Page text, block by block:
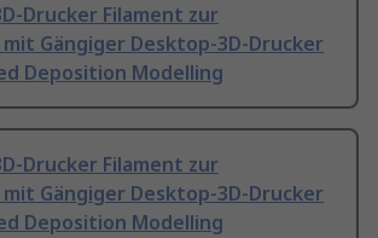
Drucker Filament zur
Gängiger Desktop-3D-Drucker
Deposition Modelling
Drucker Filament zur
Gängiger Desktop-3D-Drucker
Deposition Modelling